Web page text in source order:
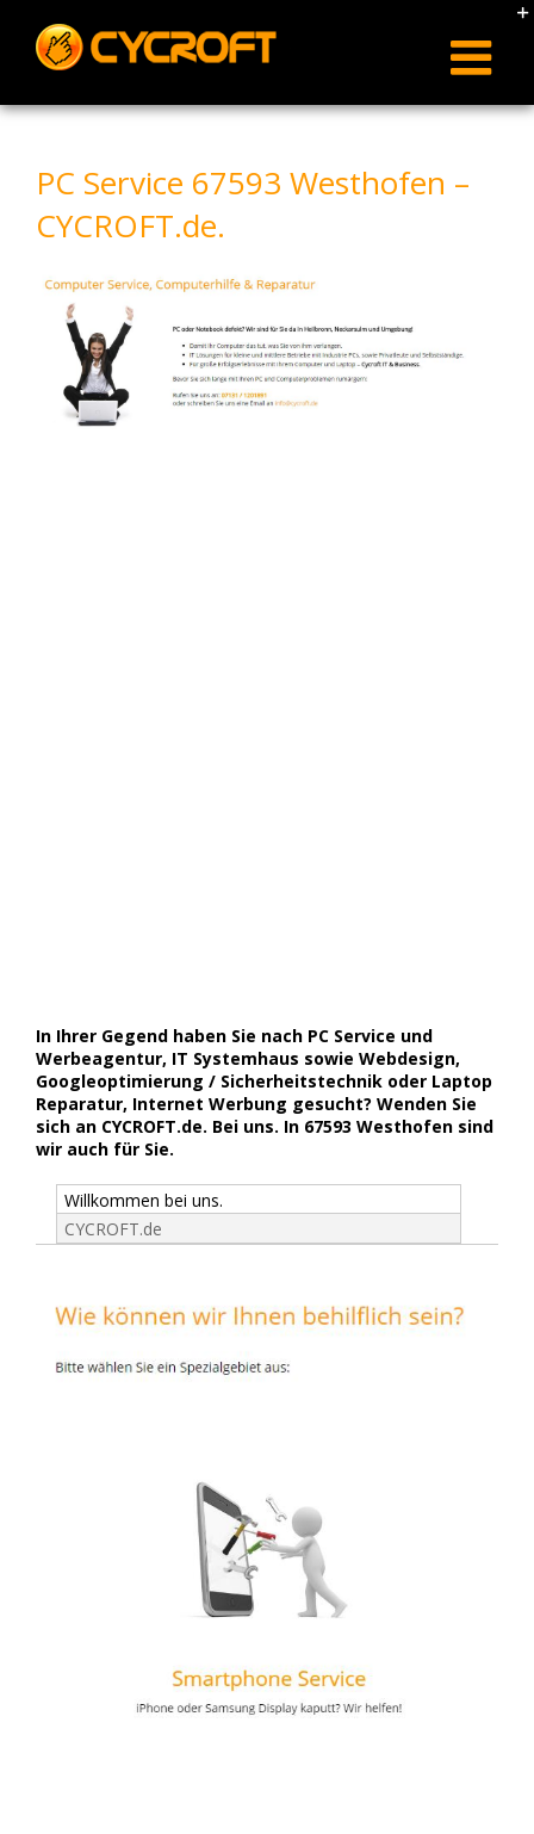
content
PC Service 67593 Westhofen –
CYCROFT.de.
In Ihrer Gegend haben Sie nach PC Service und
Werbeagentur, IT Systemhaus sowie Webdesign,
Googleoptimierung / Sicherheitstechnik oder Laptop
Reparatur, Internet Werbung gesucht? Wenden Sie
sich an CYCROFT.de. Bei uns. In 67593 Westhofen sind
wir auch für Sie.
Willkommen bei uns.
CYCROFT.de